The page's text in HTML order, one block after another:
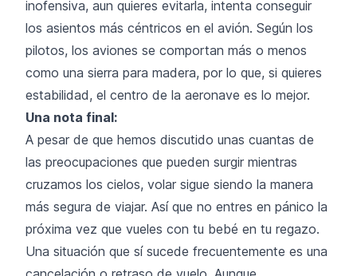
inofensiva, aun quieres evitarla, intenta conseguir
los asientos más céntricos en el avión. Según los
pilotos, los aviones se comportan más o menos
como una sierra para madera, por lo que, si quieres
estabilidad, el centro de la aeronave es lo mejor.
Una nota final:
A pesar de que hemos discutido unas cuantas de
las preocupaciones que pueden surgir mientras
cruzamos los cielos, volar sigue siendo la manera
más segura de viajar. Así que no entres en pánico la
próxima vez que vueles con tu bebé en tu regazo.
Una situación que sí sucede frecuentemente es una